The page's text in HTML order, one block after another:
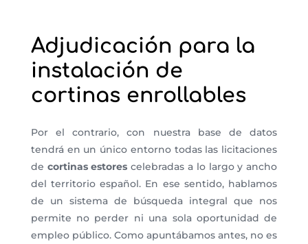
Adjudicación para la
instalación de
cortinas enrollables
Por el contrario, con nuestra base de datos
tendrá en un único entorno todas las licitaciones
de cortinas estores celebradas a lo largo y ancho
del territorio español. En ese sentido, hablamos
de un sistema de búsqueda integral que nos
permite no perder ni una sola oportunidad de
empleo público. Como apuntábamos antes, no es